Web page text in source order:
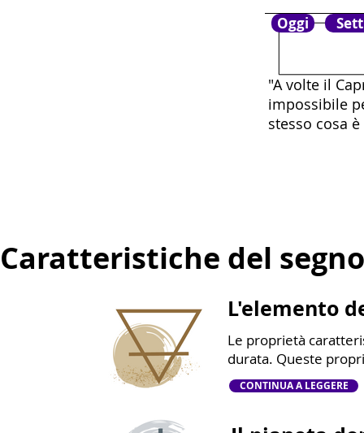
Oggi
"A volte il
impossibile
stesso cosa
Caratteristiche del segno
L'elemento
Le proprietà
durata. Queste
CONTINUA A LEGGERE